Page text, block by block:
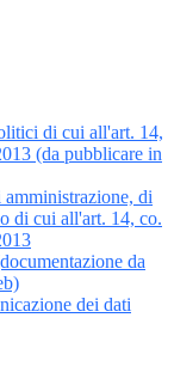
di cui all'art. 14,
(da pubblicare in
di
di cui all'art. 14, co.
da
dei dati